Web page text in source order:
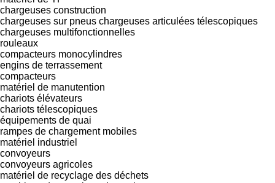
chargeuses construction
chargeuses sur pneus chargeuses articulées télescopiques
chargeuses multifonctionnelles
rouleaux
compacteurs monocylindres
engins de terrassement
compacteurs
matériel de manutention
chariots élévateurs
chariots télescopiques
équipements de quai
rampes de chargement mobiles
matériel industriel
convoyeurs
convoyeurs agricoles
matériel de recyclage des déchets